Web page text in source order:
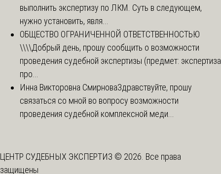
выполнить экспертизу по ЛКМ. Суть в следующем,
нужно установить, явля...
ОБЩЕСТВО ОГРАНИЧЕННОЙ ОТВЕТСТВЕННОСТЬЮ
\\\\Добрый день, прошу сообщить о возможности
проведения судебной экспертизы (предмет: экспертиза
про...
Инна Викторовна СмирноваЗдравствуйте, прошу
связаться со мной во вопросу возможности
проведения судебной комплексной меди...
ЦЕНТР СУДЕБНЫХ ЭКСПЕРТИЗ © 2026. Все права
защищены